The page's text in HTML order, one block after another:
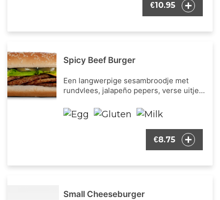
€10.95
Spicy Beef Burger
Een langwerpige sesambroodje met
rundvlees, jalapeño pepers, verse uitjes,
en onze bekende burger dressing.
€8.75
Small Cheeseburger